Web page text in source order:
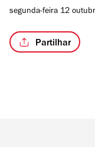
segunda-feira 12
Partilhar